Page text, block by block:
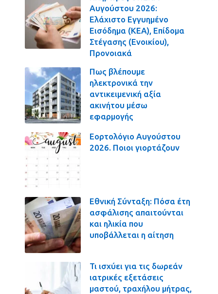
Αυγούστου 2026:
Ελάχιστο Εγγυημένο
Εισόδημα (ΚΕΑ), Επίδομα
Στέγασης (Ενοικίου),
Προνοιακά
Πως βλέπουμε
ηλεκτρονικά την
αντικειμενική αξία
ακινήτου μέσω
εφαρμογής
Εορτολόγιο Αυγούστου
2026. Ποιοι γιορτάζουν
Εθνική Σύνταξη: Πόσα έτη
ασφάλισης απαιτούνται
και ηλικία που
υποβάλλεται η αίτηση
Τι ισχύει για τις δωρεάν
ιατρικές εξετάσεις
μαστού, τραχήλου μήτρας,